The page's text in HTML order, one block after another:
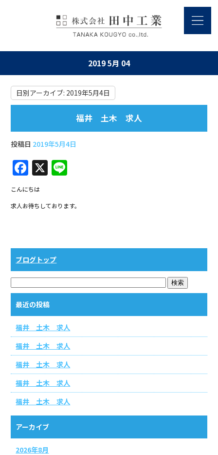
2019 5月 04
日別アーカイブ: 2019年5月4日
福井 土木 求人
投稿日 2019年5月4日
F
a
c
e
o
o
k
X
e
こんにちは
求人お待ちしております。
ブログトップ
最近の投稿
福井 土木 求人
福井 土木 求人
福井 土木 求人
福井 土木 求人
福井 土木 求人
アーカイブ
2026年8月